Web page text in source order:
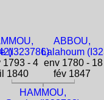
(I323786)
1793 - 4
1840
ABBOU,
Lalahoum
env 1780 - 18
fév 1847
HAMMOU,